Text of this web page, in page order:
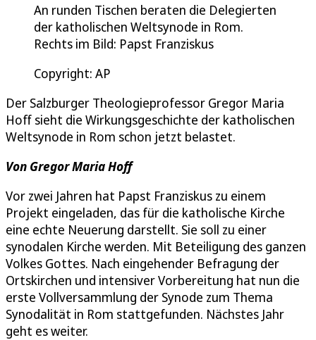
An runden Tischen beraten die Delegierten
der katholischen Weltsynode in Rom.
Rechts im Bild: Papst Franziskus
Copyright: AP
Der Salzburger Theologieprofessor Gregor Maria
Hoff sieht die Wirkungsgeschichte der katholischen
Weltsynode in Rom schon jetzt belastet.
Von Gregor Maria Hoff
Vor zwei Jahren hat Papst Franziskus zu einem
Projekt eingeladen, das für die katholische Kirche
eine echte Neuerung darstellt. Sie soll zu einer
synodalen Kirche werden. Mit Beteiligung des ganzen
Volkes Gottes. Nach eingehender Befragung der
Ortskirchen und intensiver Vorbereitung hat nun die
erste Vollversammlung der Synode zum Thema
Synodalität in Rom stattgefunden. Nächstes Jahr
geht es weiter.